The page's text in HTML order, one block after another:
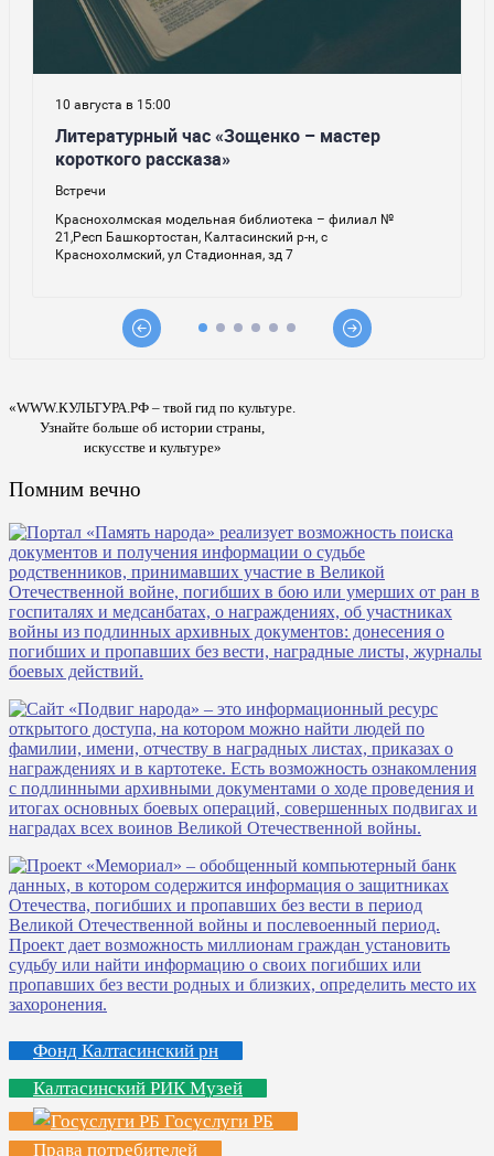
«WWW.КУЛЬТУРА.РФ – твой гид по культуре.
Узнайте больше об истории страны,
искусстве и культуре»
Помним вечно
Фонд Калтасинский рн
Калтасинский РИК Музей
Госуслуги РБ
Права потребителей